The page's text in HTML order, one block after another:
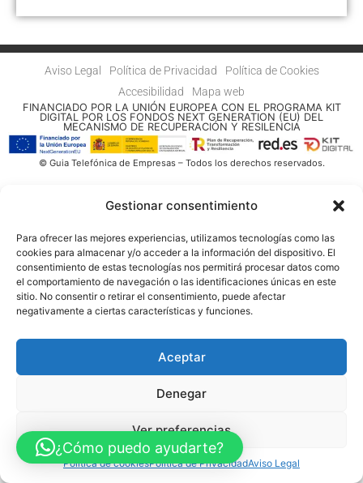
Gestionar consentimiento
Para ofrecer las mejores experiencias, utilizamos tecnologías como las
cookies para almacenar y/o acceder a la información del dispositivo. El
consentimiento de estas tecnologías nos permitirá procesar datos como
el comportamiento de navegación o las identificaciones únicas en este
sitio. No consentir o retirar el consentimiento, puede afectar
negativamente a ciertas características y funciones.
Aceptar
Denegar
Ver preferencias
Política de cookiesPolítica de PrivacidadAviso Legal
Aviso Legal Política de Privacidad
Política de Cookies
Accesibilidad
Mapa web
FINANCIADO POR LA UNIÓN EUROPEA CON EL PROGRAMA KIT
DIGITAL POR LOS FONDOS NEXT GENERATION (EU) DEL
MECANISMO DE RECUPERACIÓN Y RESILENCIA
© Guia Telefónica de Empresas – Todos los derechos reservados.
¿Cómo puedo ayudarte?